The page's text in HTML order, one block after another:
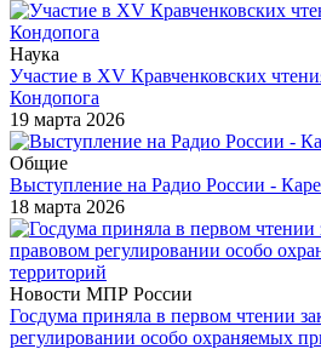
Наука
Участие в XV Кравченковских
Кондопога
19 марта 2026
Общие
Выступление на Радио России -
18 марта 2026
Новости МПР России
Госдума приняла в первом чтении
регулировании особо охраняемых